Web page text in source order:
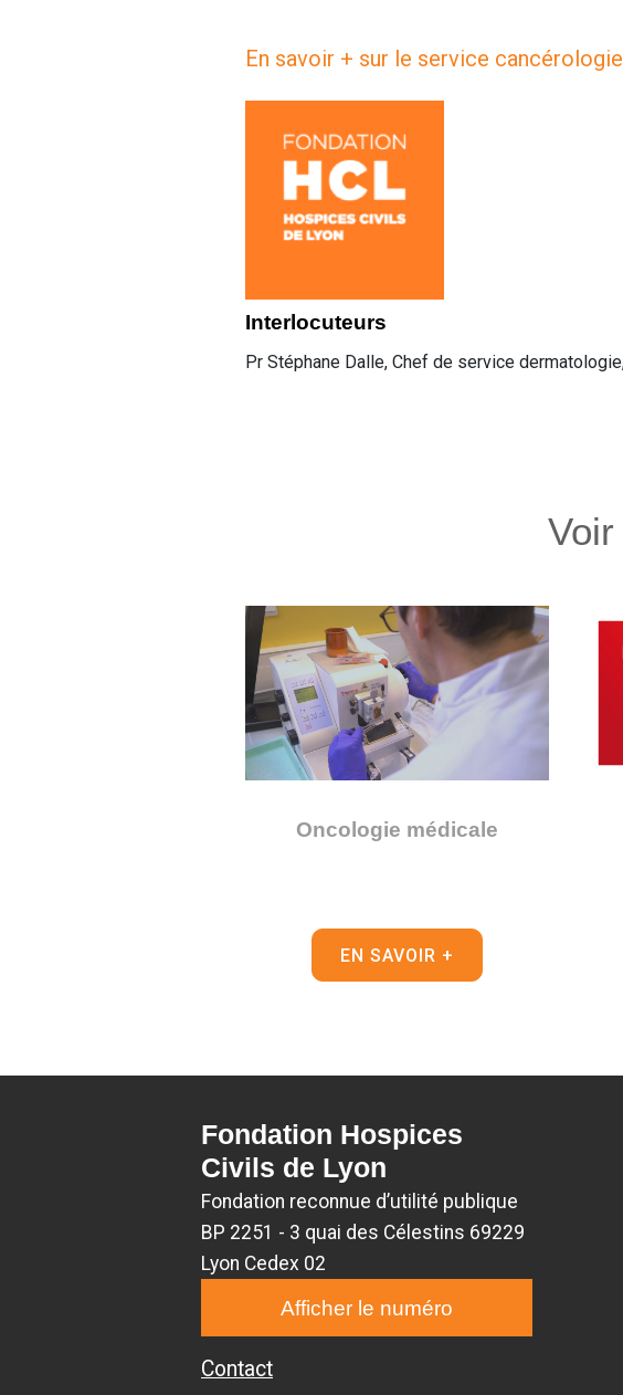
En savoir + sur le service
Interlocuteurs
Pr Stéphane Dalle, Chef de service
Oncologie médicale
EN SAVOIR +
Fondation Hospices
Civils de Lyon
Fondation reconnue d’utilité publique
BP 2251 - 3 quai des Célestins 69229
Lyon Cedex 02
Afficher le numéro
Contact